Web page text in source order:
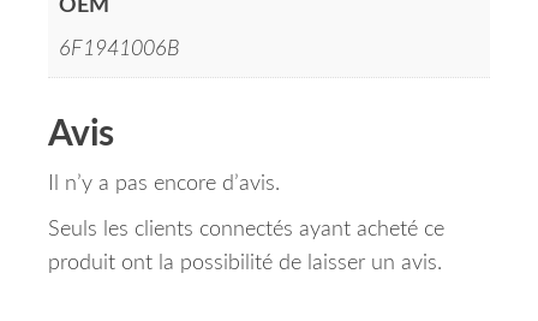
OEM
6F1941006B
Avis
Il n’y a pas encore d’avis.
Seuls les clients connectés ayant acheté ce
produit ont la possibilité de laisser un avis.